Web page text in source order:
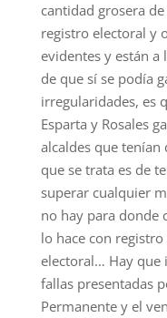
cantidad grosera
registro electoral y
evidentes y están a
de que sí se podía
irregularidades, es
Esparta y Rosales
alcaldes que
que se trata es de
superar cualquier
no hay para donde
lo hace con
electoral… Hay que
fallas presentadas
Permanente y el